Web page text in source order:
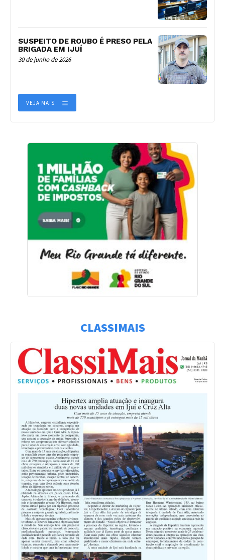
SUSPEITO DE ROUBO É PRESO PELA
BRIGADA EM IJUÍ
30 de junho de 2026
VEJA MAIS
CLASSIMAIS